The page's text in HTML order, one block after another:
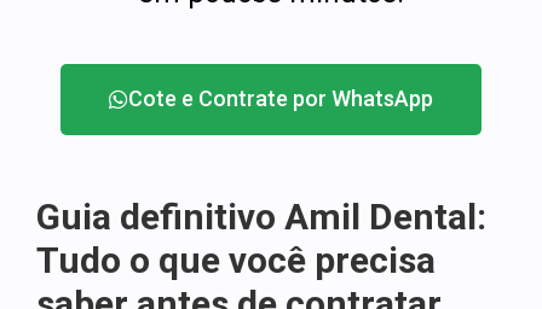
Cote e Contrate por WhatsApp
Guia definitivo Amil Dental:
Tudo o que você precisa